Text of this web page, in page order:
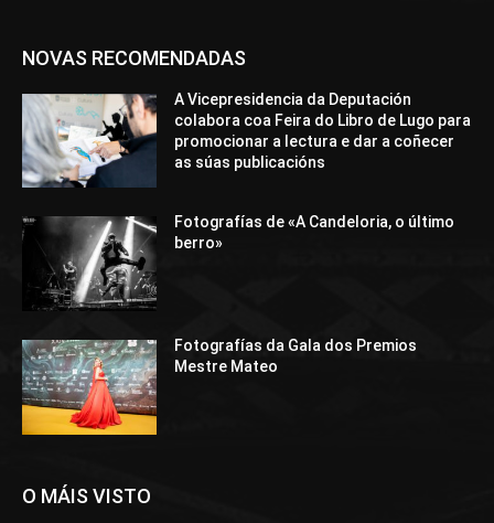
NOVAS RECOMENDADAS
A Vicepresidencia da Deputación
colabora coa Feira do Libro de Lugo para
promocionar a lectura e dar a coñecer
as súas publicacións
Fotografías de «A Candeloria, o último
berro»
Fotografías da Gala dos Premios
Mestre Mateo
O MÁIS VISTO